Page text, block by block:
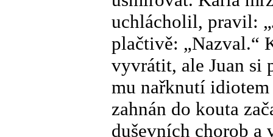
uchlácholil, pravil:
plačtivě: „Nazval.“
vyvrátit, ale Juan si
mu nařknutí
zahnán do kouta
duševních chorob